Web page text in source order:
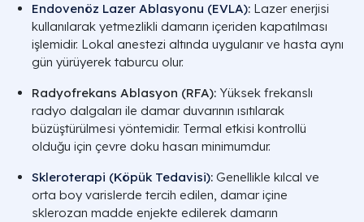
Endovenöz Lazer Ablasyonu (EVLA): Lazer enerjisi
kullanılarak yetmezlikli damarın içeriden kapatılması
işlemidir. Lokal anestezi altında uygulanır ve hasta aynı
gün yürüyerek taburcu olur.
Radyofrekans Ablasyon (RFA): Yüksek frekanslı
radyo dalgaları ile damar duvarının ısıtılarak
büzüştürülmesi yöntemidir. Termal etkisi kontrollü
olduğu için çevre doku hasarı minimumdur.
Skleroterapi (Köpük Tedavisi): Genellikle kılcal ve
orta boy varislerde tercih edilen, damar içine
sklerozan madde enjekte edilerek damarın